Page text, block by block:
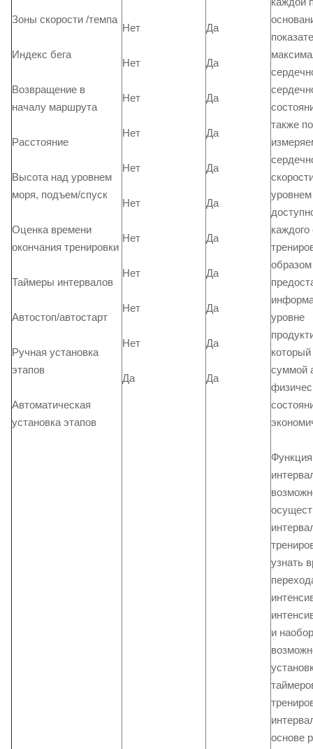
Зоны скорости /темпа
Индекс бега
Возвращение в
началу маршрута
Расстояние
Высота над уровнем
моря, подъем/спуск
Оценка времени
окончания тренировки
Таймеры интервалов
Автостоп/автостарт
Ручная установка
этапов
Автоматическая
установка этапов
Нет
Нет
Нет
Нет
Нет
Нет
Нет
Нет
Нет
Нет
Да
Да
Да
Да
Да
Да
Да
Да
Да
Да
Да
Да
также
каждого
образом
уровне
суммой
узнать
и
основе